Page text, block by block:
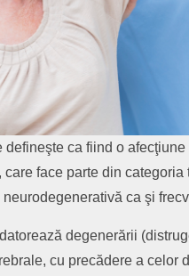
defineşte ca fiind o
, care face parte din
ca şi
degenerării
cu precădere a celor